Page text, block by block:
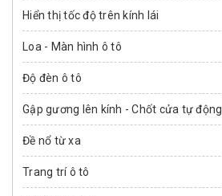
Hiển thị tốc độ trên kính lái
Loa - Màn hình ô tô
Độ đèn ô tô
Gập gương lên kính - Chốt cửa tự động
Đề nổ từ xa
Trang trí ô tô